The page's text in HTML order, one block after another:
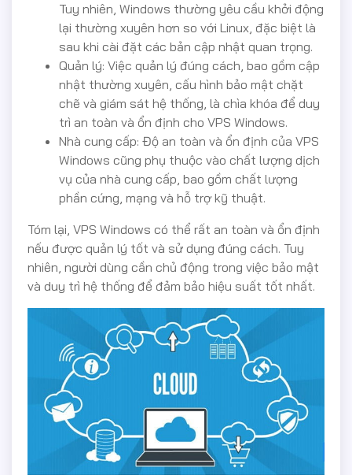
Tuy nhiên, Windows thường yêu cầu khởi động
lại thường xuyên hơn so với Linux, đặc biệt là
sau khi cài đặt các bản cập nhật quan trọng.
Quản lý: Việc quản lý đúng cách, bao gồm cập
nhật thường xuyên, cấu hình bảo mật chặt
chẽ và giám sát hệ thống, là chìa khóa để duy
trì an toàn và ổn định cho VPS Windows.
Nhà cung cấp: Độ an toàn và ổn định của VPS
Windows cũng phụ thuộc vào chất lượng dịch
vụ của nhà cung cấp, bao gồm chất lượng
phần cứng, mạng và hỗ trợ kỹ thuật.
Tóm lại, VPS Windows có thể rất an toàn và ổn định
nếu được quản lý tốt và sử dụng đúng cách. Tuy
nhiên, người dùng cần chủ động trong việc bảo mật
và duy trì hệ thống để đảm bảo hiệu suất tốt nhất.